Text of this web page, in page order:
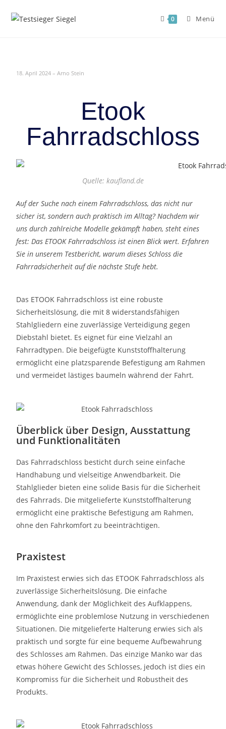
0 Menü
18. April 2024 – Arno Stein
Etook
Fahrradschloss
Quelle: kaufland.de
Auf der Suche nach einem Fahrradschloss, das nicht nur
sicher ist, sondern auch praktisch im Alltag? Nachdem wir
uns durch zahlreiche Modelle gekämpft haben, steht eines
fest: Das ETOOK Fahrradschloss ist einen Blick wert. Erfahren
Sie in unserem Testbericht, warum dieses Schloss die
Fahrradsicherheit auf die nächste Stufe hebt.
Das ETOOK Fahrradschloss ist eine robuste
Sicherheitslösung, die mit 8 widerstandsfähigen
Stahlgliedern eine zuverlässige Verteidigung gegen
Diebstahl bietet. Es eignet für eine Vielzahl an
Fahrradtypen. Die beigefügte Kunststoffhalterung
ermöglicht eine platzsparende Befestigung am Rahmen
und vermeidet lästiges baumeln während der Fahrt.
Überblick über Design, Ausstattung
und Funktionalitäten
Das Fahrradschloss besticht durch seine einfache
Handhabung und vielseitige Anwendbarkeit. Die
Stahlglieder bieten eine solide Basis für die Sicherheit
des Fahrrads. Die mitgelieferte Kunststoffhalterung
ermöglicht eine praktische Befestigung am Rahmen,
ohne den Fahrkomfort zu beeinträchtigen.
Praxistest
Im Praxistest erwies sich das ETOOK Fahrradschloss als
zuverlässige Sicherheitslösung. Die einfache
Anwendung, dank der Möglichkeit des Aufklappens,
ermöglichte eine problemlose Nutzung in verschiedenen
Situationen. Die mitgelieferte Halterung erwies sich als
praktisch und sorgte für eine bequeme Aufbewahrung
des Schlosses am Rahmen. Das einzige Manko war das
etwas höhere Gewicht des Schlosses, jedoch ist dies ein
Kompromiss für die Sicherheit und Robustheit des
Produkts.